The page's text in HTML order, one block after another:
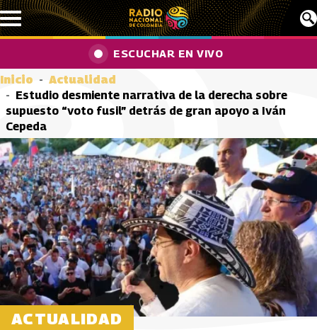
Pasar al contenido principal
ESCUCHAR EN VIVO
Inicio
Actualidad
Estudio desmiente narrativa de la derecha sobre
supuesto “voto fusil” detrás de gran apoyo a Iván
Cepeda
ACTUALIDAD